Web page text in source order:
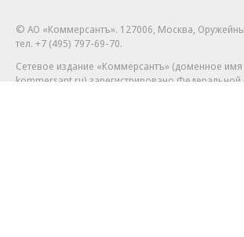
© АО «Коммерсантъ». 127006, Москва,
тел. +7 (495) 797-69-70.
Сетевое издание «Коммерсантъ» (доменное имя
kommersant.ru) зарегистрировано Федеральной